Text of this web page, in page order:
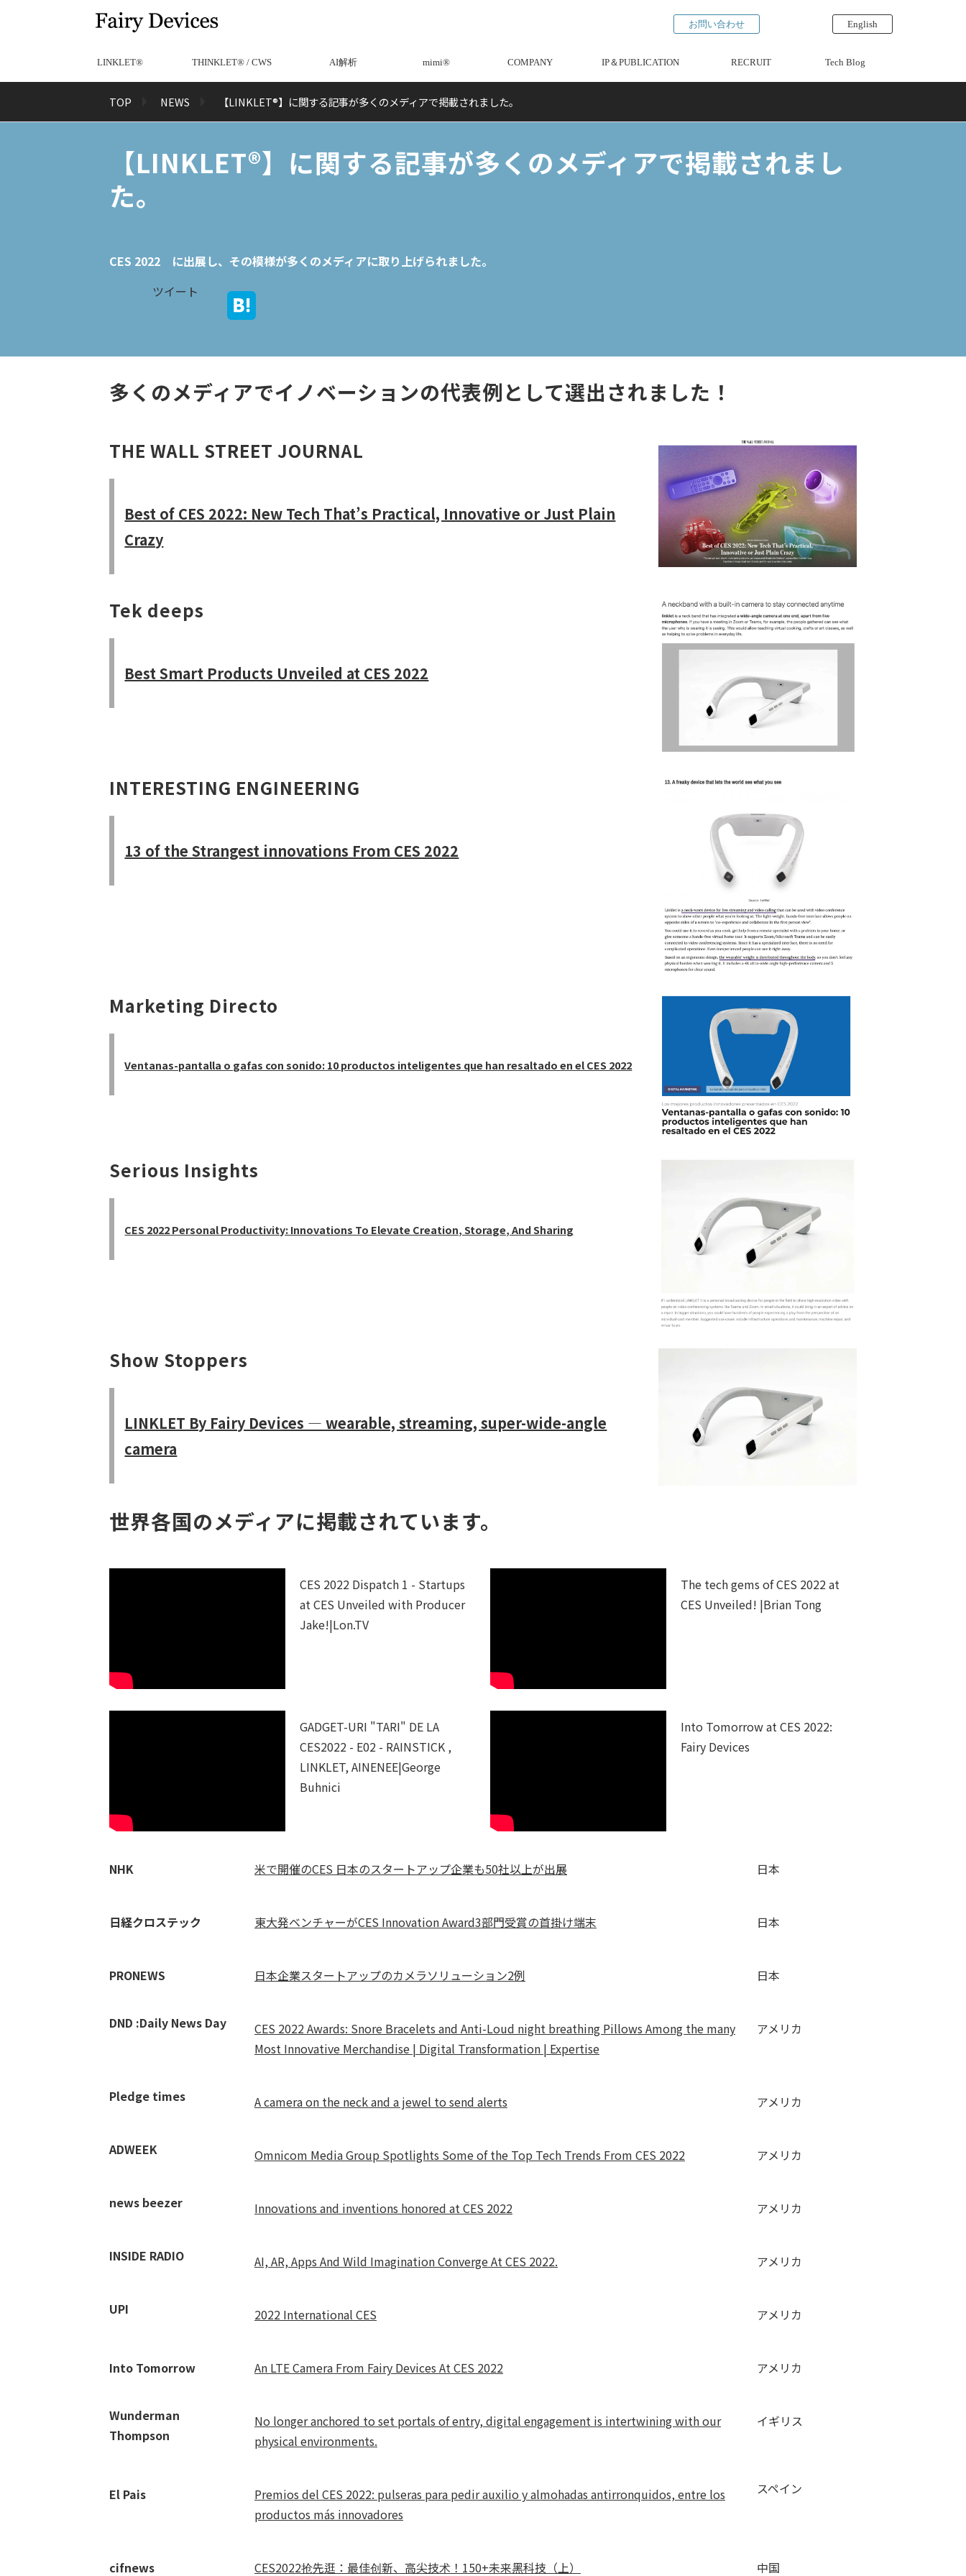
お問い合わせ English
LINKLET®︎ THINKLET®︎ / CWS AI解析 mimi®︎ COMPANY IP＆PUBLICATION RECRUIT Tech Blog
TOP NEWS 【LINKLET®︎】に関する記事が多くのメディアで掲載されました。
【LINKLET®︎】に関する記事が多くのメディアで掲載されまし
た。
CES 2022 に出展し、その模様が多くのメディアに取り上げられました。
ツイート
多くのメディアでイノベーションの代表例として選出されました！
THE WALL STREET JOURNAL
Best of CES 2022: New Tech That’s Practical, Innovative or Just Plain
Crazy
Tek deeps
Best Smart Products Unveiled at CES 2022
INTERESTING ENGINEERING
13 of the Strangest innovations From CES 2022
Marketing Directo
Ventanas-pantalla o gafas con sonido: 10 productos inteligentes que han resaltado en el CES 2022
Serious Insights
CES 2022 Personal Productivity: Innovations To Elevate Creation, Storage, And Sharing
Show Stoppers
LINKLET By Fairy Devices — wearable, streaming, super-wide-angle
camera
世界各国のメディアに掲載されています。
CES 2022 Dispatch 1 - Startups
at CES Unveiled with Producer
Jake!|Lon.TV
The tech gems of CES 2022 at
CES Unveiled! |Brian Tong
GADGET-URI "TARI" DE LA
CES2022 - E02 - RAINSTICK ,
LINKLET, AINENEE|George
Buhnici
Into Tomorrow at CES 2022:
Fairy Devices
NHK 米で開催のCES 日本のスタートアップ企業も50社以上が出展 日本
日経クロステック 東大発ベンチャーがCES Innovation Award3部門受賞の首掛け端末 日本
PRONEWS 日本企業スタートアップのカメラソリューション2例 日本
DND :Daily News Day
CES 2022 Awards: Snore Bracelets and Anti-Loud night breathing Pillows Among the many
Most Innovative Merchandise | Digital Transformation | Expertise
アメリカ
Pledge times A camera on the neck and a jewel to send alerts アメリカ
ADWEEK Omnicom Media Group Spotlights Some of the Top Tech Trends From CES 2022 アメリカ
news beezer Innovations and inventions honored at CES 2022 アメリカ
INSIDE RADIO AI, AR, Apps And Wild Imagination Converge At CES 2022. アメリカ
UPI 2022 International CES アメリカ
Into Tomorrow An LTE Camera From Fairy Devices At CES 2022 アメリカ
Wunderman
Thompson
No longer anchored to set portals of entry, digital engagement is intertwining with our
physical environments.
イギリス
El Pais
Premios del CES 2022: pulseras para pedir auxilio y almohadas antirronquidos, entre los
productos más innovadores
スペイン
cifnews CES2022抢先逛：最佳创新、高尖技术！150+未来黑科技（上） 中国